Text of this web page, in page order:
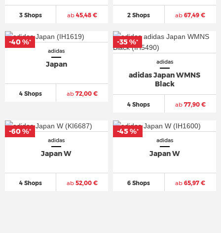
3 Shops ab45,48 € 2 Shops ab 67,49 €
adidas
Japan
4 Shops ab72,00 €
-40 %*
-40 %*
adidas
adidas Japan WMNS
Black
4 Shops ab77,90 €
-35 %*
-35 %*
adidas
Japan W
4 Shops ab52,00 €
-60 %*
-60 %*
adidas
Japan W
6 Shops ab 65,97 €
-45 %*
-45 %*